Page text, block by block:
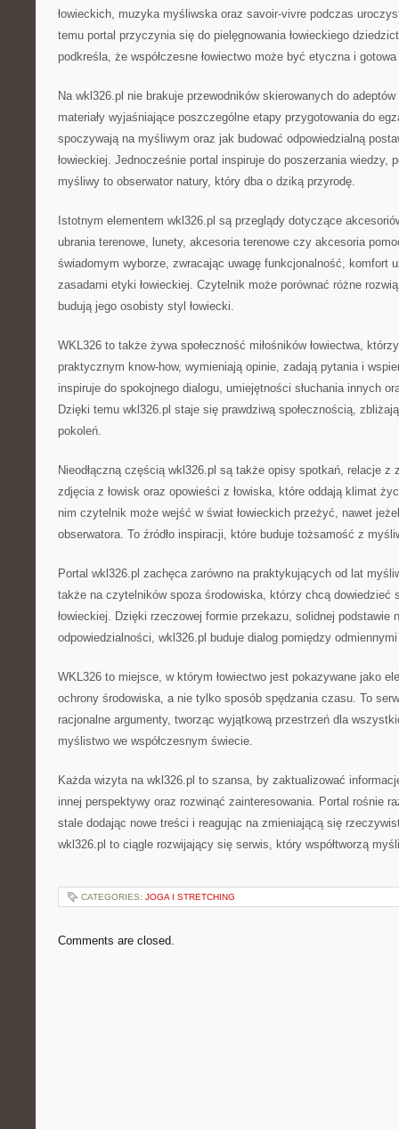
łowieckich, muzyka myśliwska oraz savoir-vivre podczas
temu portal przyczynia się do pielęgnowania łowieckiego
podkreśla, że współczesne łowiectwo może być etyczna i gotowa
Na wkl326.pl nie brakuje przewodników skierowanych do
materiały wyjaśniające poszczególne etapy przygotowania do
spoczywają na myśliwym oraz jak budować odpowiedzialną
łowieckiej. Jednocześnie portal inspiruje do poszerzania wiedzy,
myśliwy to obserwator natury, który dba o dziką przyrodę.
Istotnym elementem wkl326.pl są przeglądy dotyczące
ubrania terenowe, lunety, akcesoria terenowe czy akcesoria
świadomym wyborze, zwracając uwagę funkcjonalność, komfort
zasadami etyki łowieckiej. Czytelnik może porównać różne
budują jego osobisty styl łowiecki.
WKL326 to także żywa społeczność miłośników łowiectwa,
praktycznym know-how, wymieniają opinie, zadają pytania i
inspiruje do spokojnego dialogu, umiejętności słuchania innych
Dzięki temu wkl326.pl staje się prawdziwą społecznością,
pokoleń.
Nieodłączną częścią wkl326.pl są także opisy spotkań, relacje z
zdjęcia z łowisk oraz opowieści z łowiska, które oddają klimat
nim czytelnik może wejść w świat łowieckich przeżyć, nawet
obserwatora. To źródło inspiracji, które buduje tożsamość z
Portal wkl326.pl zachęca zarówno na praktykujących od lat
także na czytelników spoza środowiska, którzy chcą dowiedzieć
łowieckiej. Dzięki rzeczowej formie przekazu, solidnej podstawie
odpowiedzialności, wkl326.pl buduje dialog pomiędzy
WKL326 to miejsce, w którym łowiectwo jest pokazywane jako
ochrony środowiska, a nie tylko sposób spędzania czasu. To
racjonalne argumenty, tworząc wyjątkową przestrzeń dla
myślistwo we współczesnym świecie.
Każda wizyta na wkl326.pl to szansa, by zaktualizować
innej perspektywy oraz rozwinąć zainteresowania. Portal rośnie
stale dodając nowe treści i reagując na zmieniającą się
wkl326.pl to ciągle rozwijający się serwis, który współtworzą
CATEGORIES: JOGA I STRETCHING
Comments are closed.